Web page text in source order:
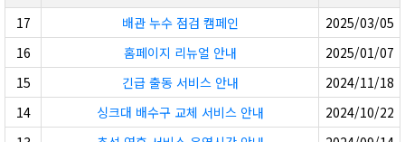
17
배관 누수 점검 캠페인
2025/03/05
16
홈페이지 리뉴얼 안내
2025/01/07
15
긴급 출동 서비스 안내
2024/11/18
14
싱크대 배수구 교체 서비스 안내
2024/10/22